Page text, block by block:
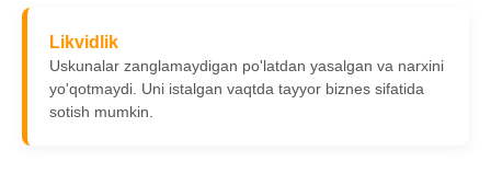
Likvidlik
Uskunalar zanglamaydigan po'latdan yasalgan va narxini
yo'qotmaydi. Uni istalgan vaqtda tayyor biznes sifatida
sotish mumkin.